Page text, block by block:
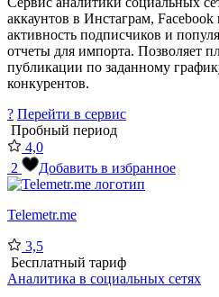
аккаунтов в Инстаграм,
активность подписчиков и
отчеты для импорта. Позволяет
публикации по заданному
конкурентов.
? Перейти в сервис
Пробный период
4,0
2
Добавить в избранное
Telemetr.me
3,5
Бесплатный тариф
Аналитика в социальных сетях